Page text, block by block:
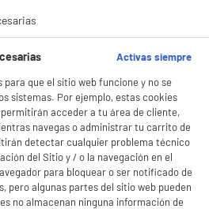
Activas siempre
que el sitio web funcione y no se
sistemas. Por ejemplo, estas cookies
acceder a tu área de cliente,
navegas o administrar tu carrito de
detectar cualquier problema técnico
del Sitio y / o la navegación en el
para bloquear o ser notificado de
pero algunas partes del sitio web pueden
no almacenan ninguna información de